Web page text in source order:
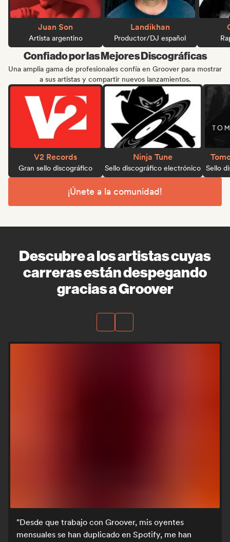
Juan Son
Artista argentino
Landikhan
Productor/DJ español
Confiado por las Mejores Discográficas
Una amplia gama de profesionales confía en Groover para mostrar
a sus artistas y compartir nuevos lanzamientos.
V2 Records
Gran sello discográfico
Ninja Tune
Sello discográfico electrónico Sello
¡Únete a la comunidad!
Descubre a los artistas cuyas
carreras están despegando
gracias a Groover
Desde que trabajo con Groover, mis oyentes
mensuales se han duplicado en Spotify, me han